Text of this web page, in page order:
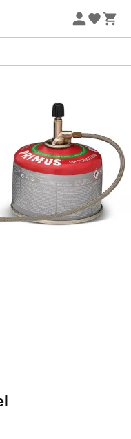
vanaf 2 producten* met